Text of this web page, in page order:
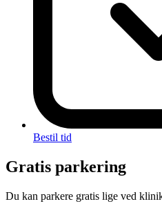
Bestil tid
Gratis parkering
Du kan parkere gratis lige ved